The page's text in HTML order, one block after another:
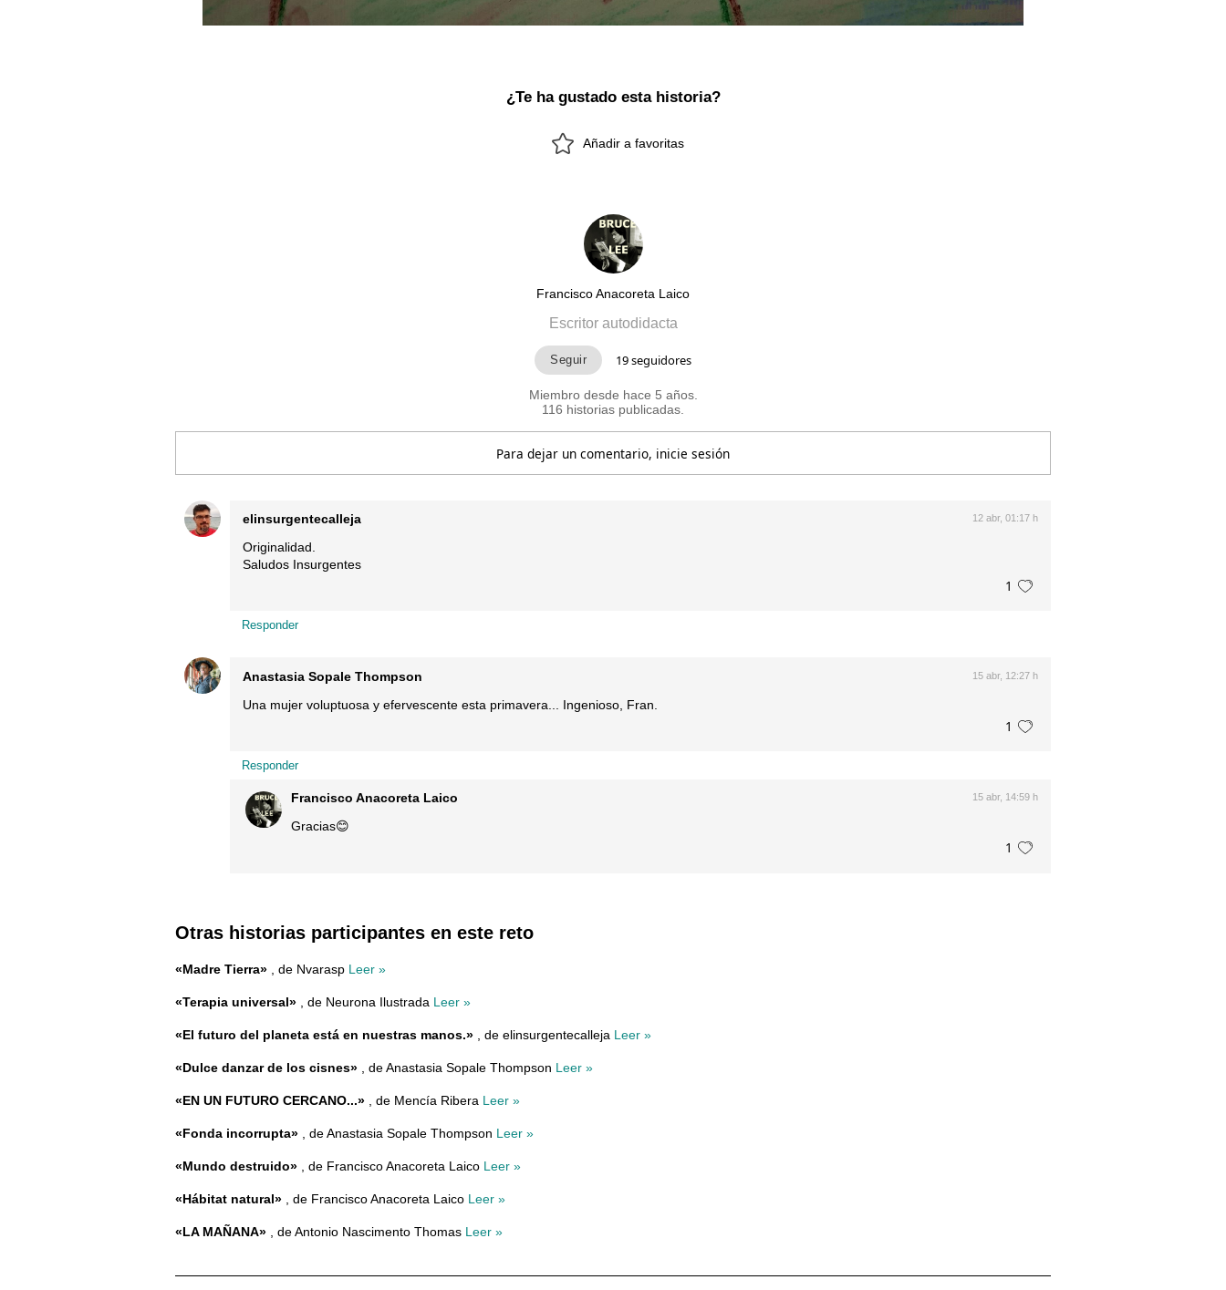
¿Te ha gustado esta historia?
Añadir a favoritas
Francisco Anacoreta Laico
Escritor autodidacta
19seguidores
Miembro desde hace 5 años.
116 historias publicadas.
Para dejar un comentario, inicie sesión
elinsurgentecalleja 12 abr, 01:17 h
Originalidad.
Saludos Insurgentes
1
Responder
Anastasia Sopale Thompson 15 abr, 12:27 h
Una mujer voluptuosa y efervescente esta primavera... Ingenioso, Fran.
1
Responder
Francisco Anacoreta Laico 15 abr, 14:59 h
Gracias😊
1
Otras historias participantes en este reto
«Madre Tierra» , de Nvarasp Leer »
«Terapia universal» , de Neurona Ilustrada Leer »
«El futuro del planeta está en nuestras manos.» , de elinsurgentecalleja Leer »
«Dulce danzar de los cisnes» , de Anastasia Sopale Thompson Leer »
«EN UN FUTURO CERCANO...» , de Mencía Ribera Leer »
«Fonda incorrupta» , de Anastasia Sopale Thompson Leer »
«Mundo destruido» , de Francisco Anacoreta Laico Leer »
«Hábitat natural» , de Francisco Anacoreta Laico Leer »
«LA MAÑANA» , de Antonio Nascimento Thomas Leer »